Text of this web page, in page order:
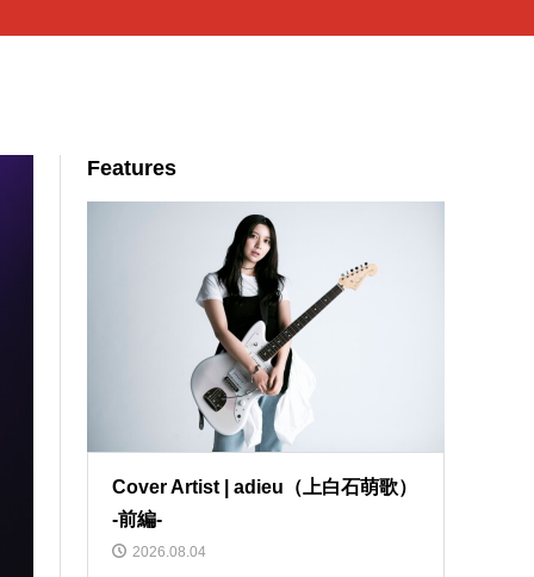
Features
Cover Artist | adieu（上白石萌歌）
-前編-
2026.08.04